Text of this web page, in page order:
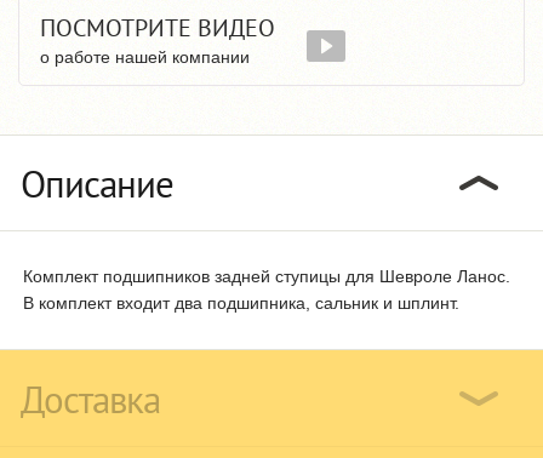
ПОСМОТРИТЕ ВИДЕО
о работе нашей компании
Описание
Комплект подшипников задней ступицы для Шевроле Ланос.
В комплект входит два подшипника, сальник и шплинт.
Доставка